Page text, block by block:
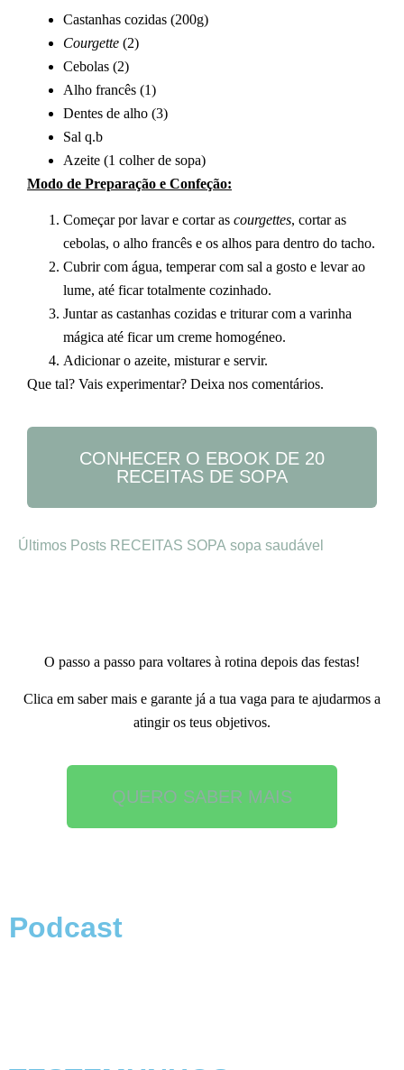
Castanhas cozidas (200g)
Courgette (2)
Cebolas (2)
Alho francês (1)
Dentes de alho (3)
Sal q.b
Azeite (1 colher de sopa)
Modo de Preparação e Confeção:
Começar por lavar e cortar as courgettes, cortar as
cebolas, o alho francês e os alhos para dentro do tacho.
Cubrir com água, temperar com sal a gosto e levar ao
lume, até ficar totalmente cozinhado.
Juntar as castanhas cozidas e triturar com a varinha
mágica até ficar um creme homogéneo.
Adicionar o azeite, misturar e servir.
Que tal? Vais experimentar? Deixa nos comentários.
CONHECER O EBOOK DE 20
RECEITAS DE SOPA
Últimos Posts RECEITAS SOPA sopa saudável
O passo a passo para voltares à rotina depois das festas!
Clica em saber mais e garante já a tua vaga para te ajudarmos a
atingir os teus objetivos.
QUERO SABER MAIS
Podcast